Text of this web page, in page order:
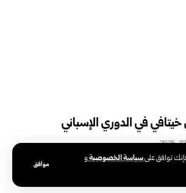
توافق علىسياسة الخصوصيةو
موافق
في الدوري الإسباني